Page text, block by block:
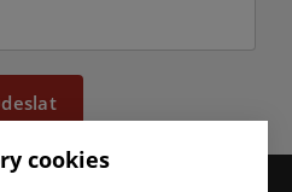
cookies